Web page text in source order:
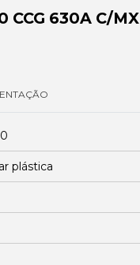
CCG 630A C/MX
plástica